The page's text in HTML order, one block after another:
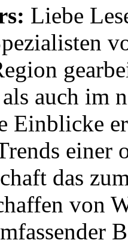
Liebe
auch im
Einblicke
einer
das
von